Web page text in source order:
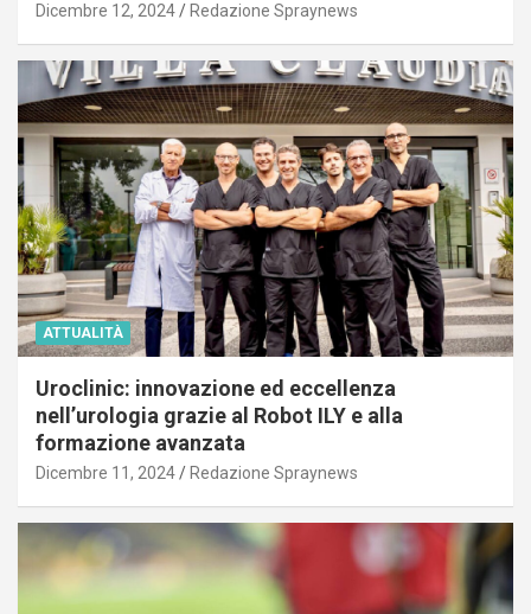
Dicembre 12, 2024 Redazione Spraynews
ATTUALITÀ
Uroclinic: innovazione ed eccellenza
nell’urologia grazie al Robot ILY e alla
formazione avanzata
Dicembre 11, 2024 Redazione Spraynews